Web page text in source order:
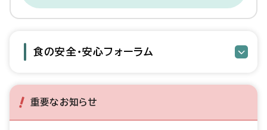
食の安全・安心フォーラム
重要なお知らせ